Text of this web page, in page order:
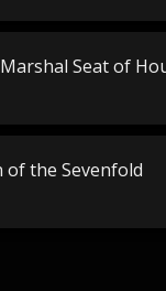
Seat of
of the Sevenfold